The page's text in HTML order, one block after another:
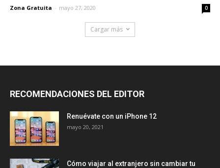
Zona Gratuita - mayo 27, 2020 0
Cargar más
RECOMENDACIONES DEL EDITOR
Renuévate con un iPhone 12
mayo 20, 2021
Cómo viajar al extranjero sin cambiar tu